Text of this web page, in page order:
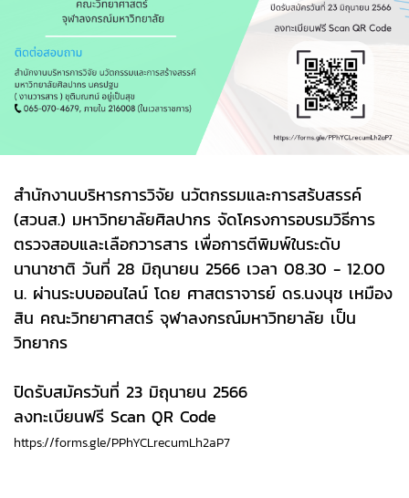
สำนักงานบริหารการวิจัย นวัตกรรมและการสร้บสรรค์
(สวนส.) มหาวิทยาลัยศิลปากร จัดโครงการอบรมวิธีการ
ตรวจสอบและเลือกวารสาร เพื่อการตีพิมพ์ในระดับ
นานาชาติ วันที่ 28 มิถุนายน 2566 เวลา 08.30 - 12.00
น. ผ่านระบบออนไลน์ โดย ศาสตราจารย์ ดร.นงนุช เหมือง
สิน คณะวิทยาศาสตร์ จุฬาลงกรณ์มหาวิทยาลัย เป็น
วิทยากร
ปิดรับสมัครวันที่ 23 มิถุนายน 2566
ลงทะเบียนฟรี Scan QR Code
https://forms.gle/PPhYCLrecumLh2aP7